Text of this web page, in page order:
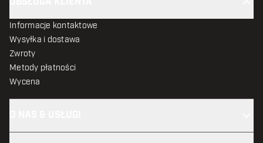
Informacje kontaktowe
Wysyłka i dostawa
Zwroty
Metody płatności
Wycena